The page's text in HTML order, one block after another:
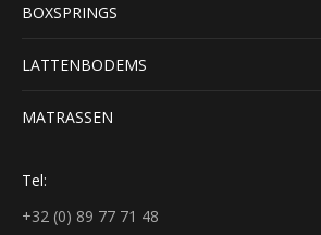
BOXSPRINGS
LATTENBODEMS
MATRASSEN
Tel:
+32 (0) 89 77 71 48